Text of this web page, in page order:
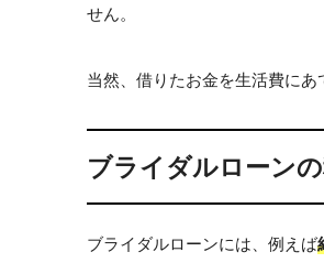
せん。
当然、借りたお金を生活費にあ
ブライダルローン
ブライダルローンには、例えば